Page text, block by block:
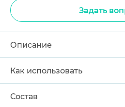
Задать
Описание
Как использовать
Состав